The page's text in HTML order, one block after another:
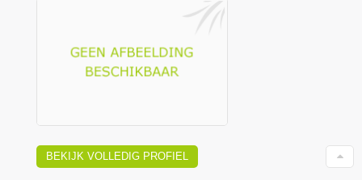
BEKIJK VOLLEDIG PROFIEL